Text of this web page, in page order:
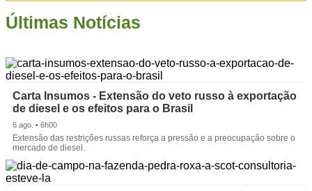
Últimas Notícias
Carta Insumos - Extensão do veto russo à exportação
de diesel e os efeitos para o Brasil
6 ago. • 6h00
Extensão das restrições russas reforça a pressão e a preocupação sobre o
mercado de diesel.